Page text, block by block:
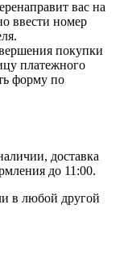
вас на
ввести номер
покупки
платежного
форму по
доставка
до 11:00.
в любой другой